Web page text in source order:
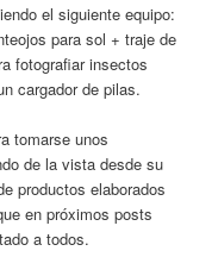
el siguiente equipo:
para sol + traje de
fotografiar insectos
cargador de pilas.
tomarse unos
de la vista desde su
productos elaborados
en próximos posts
a todos.